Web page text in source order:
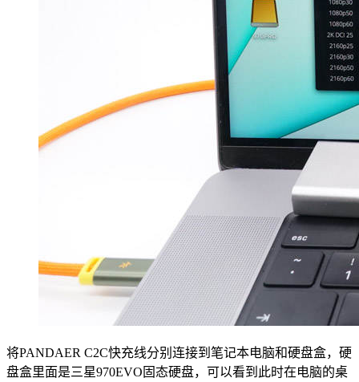
将PANDAER C2C快充线分别连接到笔记本电脑和硬盘盒，硬
盘盒里面是三星970EVO固态硬盘，可以看到此时在电脑的桌